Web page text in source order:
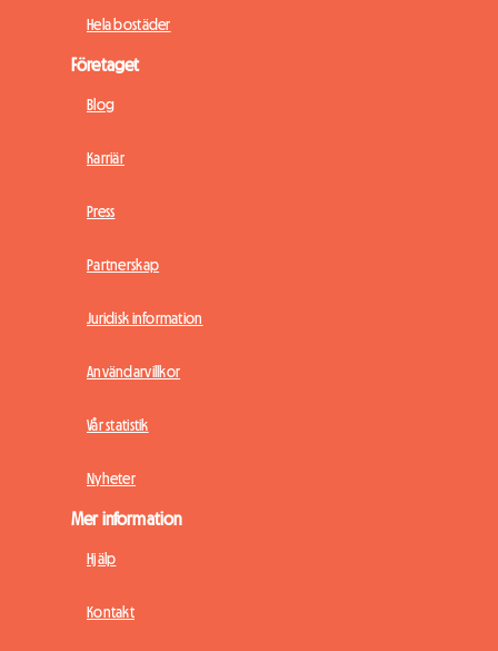
Hela bostäder
Företaget
Blog
Karriär
Press
Partnerskap
Juridisk information
Användarvillkor
Vår statistik
Nyheter
Mer information
Hjälp
Kontakt